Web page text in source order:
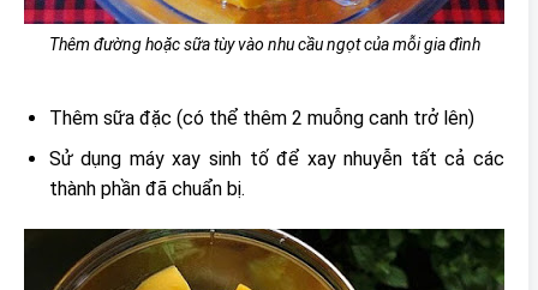
Thêm đường hoặc sữa tùy vào nhu cầu ngọt của mỗi gia đình
Thêm sữa đặc (có thể thêm 2 muỗng canh trở lên)
Sử dụng máy xay sinh tố để xay nhuyễn tất cả các
thành phần đã chuẩn bị.